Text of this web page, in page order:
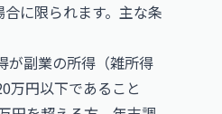
に限られます。主な条
が副業の所得（雑所得
万円以下であること